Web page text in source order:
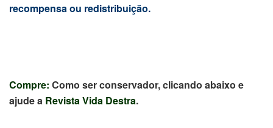
recompensa ou redistribuição.
Compre: Como ser conservador, clicando abaixo e
ajude a Revista Vida Destra.